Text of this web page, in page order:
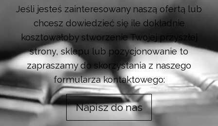
Jeśli jesteś zainteresowany naszą ofertą lub
chcesz dowiedzieć się ile dokładnie
kosztowałoby stworzenie Twojej przyszłej
strony, sklepu lub pozycjonowanie to
zapraszamy do skorzystania z naszego
formularza kontaktowego:
Napisz do nas